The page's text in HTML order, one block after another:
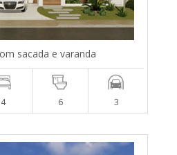
sacada e varanda
4 6 3